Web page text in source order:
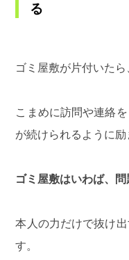
る
ゴミ屋敷が片付いた
こまめに訪問や連絡
が続けられるように励
ゴミ屋敷はいわば、問
本人の力だけで抜け
す。